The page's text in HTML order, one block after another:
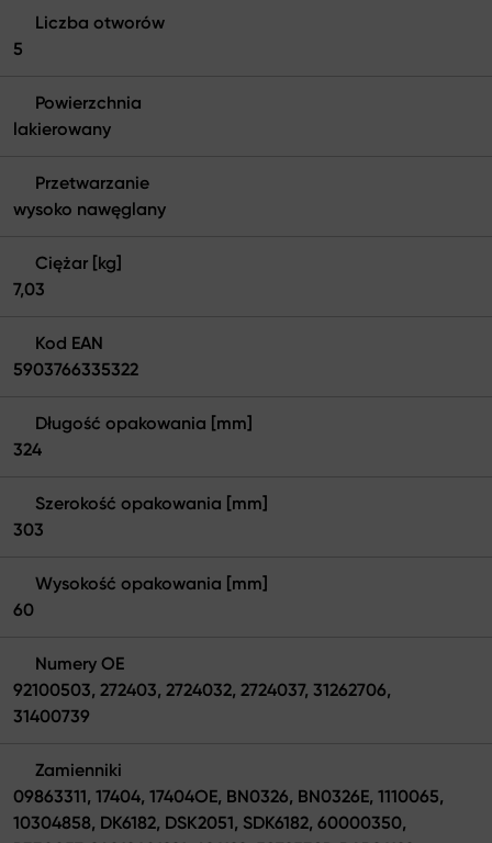
Liczba otworów
5
Powierzchnia
lakierowany
Przetwarzanie
wysoko nawęglany
Ciężar [kg]
7,03
Kod EAN
5903766335322
Długość opakowania [mm]
324
Szerokość opakowania [mm]
303
Wysokość opakowania [mm]
60
Numery OE
92100503, 272403, 2724032, 2724037, 31262706,
31400739
Zamienniki
09863311, 17404, 17404OE, BN0326, BN0326E, 1110065,
10304858, DK6182, DSK2051, SDK6182, 60000350,